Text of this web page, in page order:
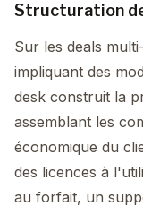
Structuration
Sur les deals
impliquant des
desk construit la
assemblant les
économique du
des licences à
au forfait, un